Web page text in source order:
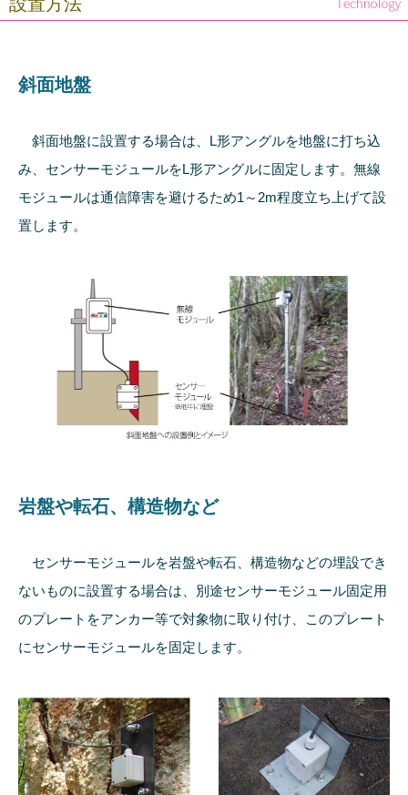
斜面地盤
斜面地盤に設置する場合は、L形アングルを地盤に打ち込
み、センサーモジュールをL形アングルに固定します。無線
モジュールは通信障害を避けるため1～2m程度立ち上げて設
置します。
岩盤や転石、構造物など
センサーモジュールを岩盤や転石、構造物などの埋設でき
ないものに設置する場合は、別途センサーモジュール固定用
のプレートをアンカー等で対象物に取り付け、このプレート
にセンサーモジュールを固定します。